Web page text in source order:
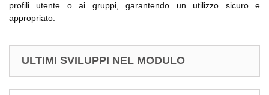
profili utente o ai gruppi, garantendo un utilizzo sicuro e
appropriato.
ULTIMI SVILUPPI NEL MODULO